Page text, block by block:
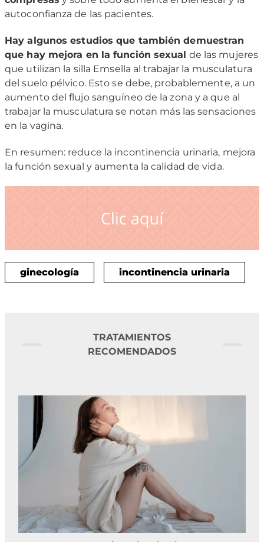
autoconfianza de las pacientes.
Hay algunos estudios que también demuestran
que hay mejora en la función sexual de las mujeres
que utilizan la silla Emsella al trabajar la musculatura
del suelo pélvico. Esto se debe, probablemente, a un
aumento del flujo sanguíneo de la zona y a que al
trabajar la musculatura se notan más las sensaciones
en la vagina.
En resumen: reduce la incontinencia urinaria, mejora
la función sexual y aumenta la calidad de vida.
ginecología incontinencia urinaria
TRATAMIENTOS
RECOMENDADOS